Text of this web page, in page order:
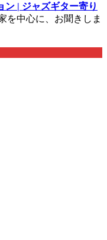
| ジャズギター寄り
を中心に、お聞きしま